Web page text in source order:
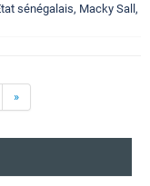
sénégalais, Macky Sall,
»